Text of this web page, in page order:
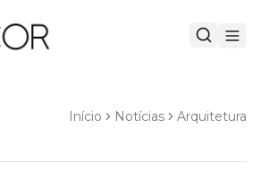
Início Notícias Arquitetura